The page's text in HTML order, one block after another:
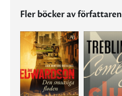
Fler böcker av författaren